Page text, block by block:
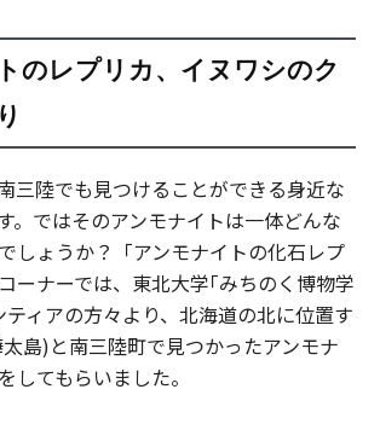
のレプリカ、イヌワシのク
三陸でも見つけることができる身近な
。ではそのアンモナイトは一体どんな
しょうか？「アンモナイトの化石レプ
ーナーでは、東北大学｢みちのく博物学
ィアの方々より、北海道の北に位置す
島)と南三陸町で見つかったアンモナ
してもらいました。